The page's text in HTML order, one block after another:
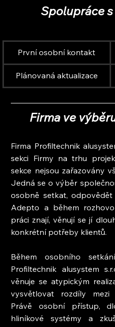
Spolupráce
První osobní kontakt
Plánovaná aktualizace
Firma ve
Firma Profiltechnik
sekci Firmy na trhu
sekce nejsou zařazovány
Jedná se o výběr
osobně setkat,
Adepto a během
práci znají, věnují se jí
konkrétní potřeby klientů.
Během osobního
Profiltechnik alusystem
věnuje se atypickým
vysvětlovat rozdíly mezi
Právě osobní přístup,
hliníkové systémy a